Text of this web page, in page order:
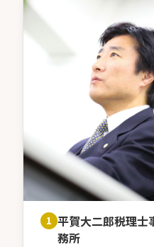
1 平賀大二郎税理士
務所